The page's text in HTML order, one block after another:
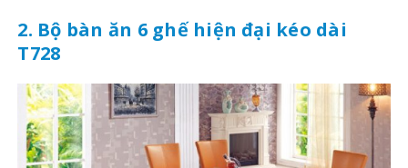
2. Bộ bàn ăn 6 ghế hiện đại kéo dài
T728